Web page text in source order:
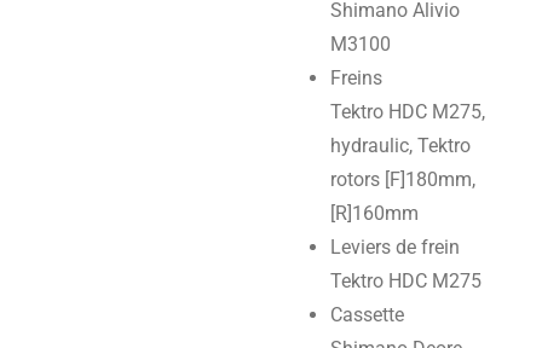
Shimano Alivio
M3100
Freins
Tektro HDC M275,
hydraulic, Tektro
rotors [F]180mm,
[R]160mm
Leviers de frein
Tektro HDC M275
Cassette